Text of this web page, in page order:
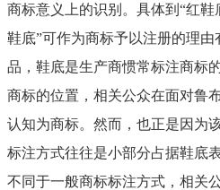
商标意义上的识别。具体到 “红鞋
鞋底”可作为商标予以注册的理
品，鞋底是生产商惯常标注商标
商标的位置，相关公众在面对鲁
认知为商标。然而，也正是因为
标注方式往往是小部分占据鞋底
不同于一般商标标注方式，相关